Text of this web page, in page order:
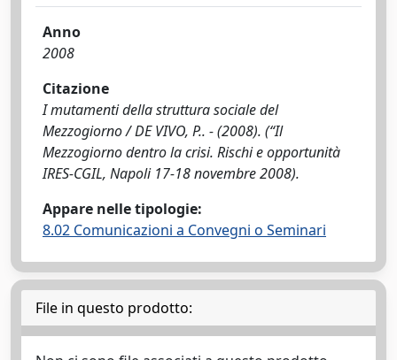
Anno
2008
Citazione
I mutamenti della struttura sociale del
Mezzogiorno / DE VIVO, P.. - (2008). (“Il
Mezzogiorno dentro la crisi. Rischi e opportunità
IRES-CGIL, Napoli 17-18 novembre 2008).
Appare nelle tipologie:
8.02 Comunicazioni a Convegni o Seminari
File in questo prodotto: